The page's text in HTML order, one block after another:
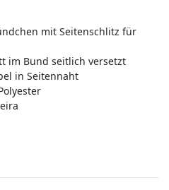
mit Seitenschlitz für
im Bund seitlich versetzt
in Seitennaht